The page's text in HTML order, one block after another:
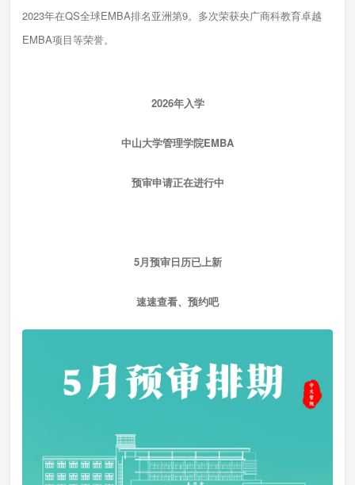
2023年在QS全球EMBA排名亚洲第9。多次荣获央广商科教育卓越
EMBA项目等荣誉。
2026年入学
中山大学管理学院EMBA
预审申请正在进行中
5月预审日历已上新
速速查看、预约吧